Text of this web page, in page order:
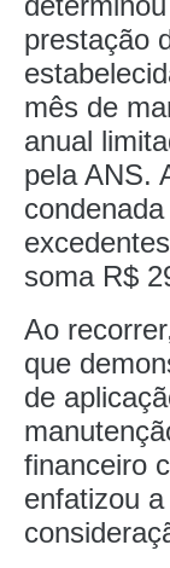
prestação
mês de
anual
pela ANS.
soma R$
Ao
que
de
financeiro
enfatizou